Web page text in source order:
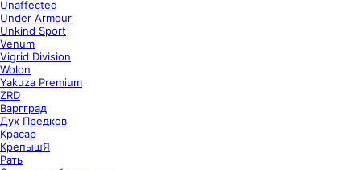
Unaffected
Under Armour
Unkind Sport
Venum
Vigrid Division
Wolon
Yakuza Premium
ZRD
Варгград
Дух Предков
Красар
КрепышЯ
Рать